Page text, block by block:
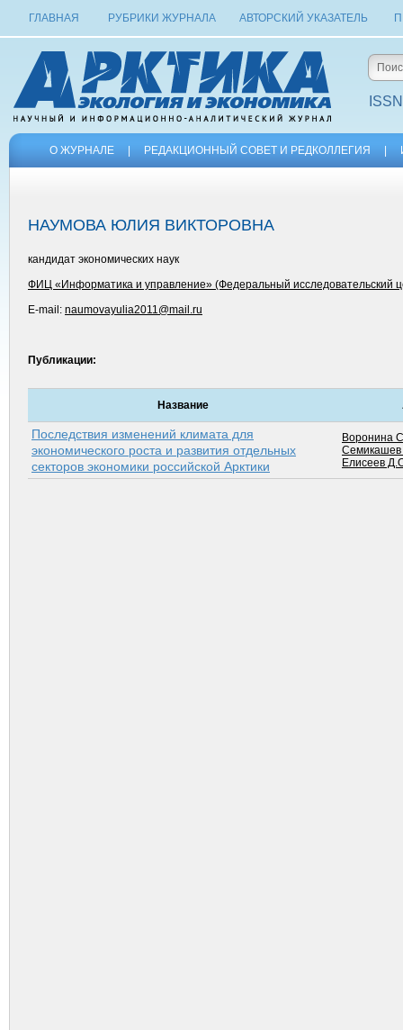
ГЛАВНАЯ РУБРИКИ ЖУРНАЛА АВТОРСКИЙ УКАЗАТЕЛЬ
О ЖУРНАЛЕ РЕДАКЦИОННЫЙ СОВЕТ И РЕДКОЛЛЕГИЯ
НАУМОВА ЮЛИЯ ВИКТОРОВНА
кандидат экономических наук
ФИЦ «Информатика и управление» (Федеральный исследовательский
E-mail: naumovayulia2011@mail.ru
Публикации:
Название
Последствия изменений климата для
экономического роста и развития отдельных
секторов экономики российской Арктики
Воронина
Семикашев
Елисеев